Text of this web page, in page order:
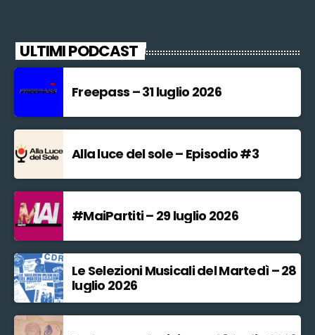
ULTIMI PODCAST
Freepass – 31 luglio 2026
Alla luce del sole – Episodio #3
#MaiPartiti – 29 luglio 2026
Le Selezioni Musicali del Martedì – 28
luglio 2026